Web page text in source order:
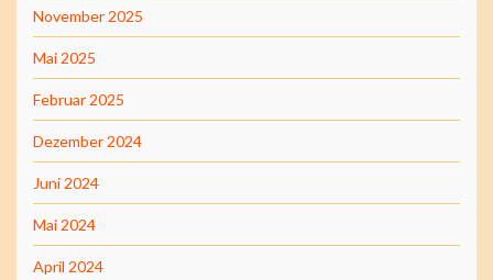
November 2025
Mai 2025
Februar 2025
Dezember 2024
Juni 2024
Mai 2024
April 2024